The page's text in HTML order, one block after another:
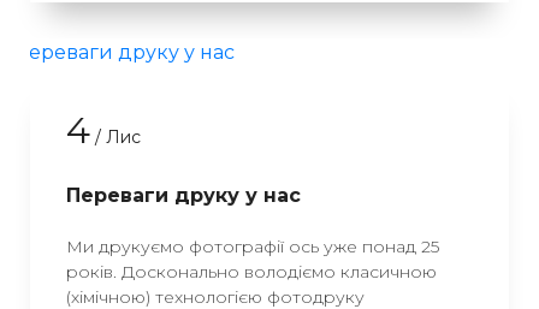
4 / Лис
Переваги друку у нас
Ми друкуємо фотографії ось уже понад 25
років. Досконально володіємо класичною
(хімічною) технологією фотодруку